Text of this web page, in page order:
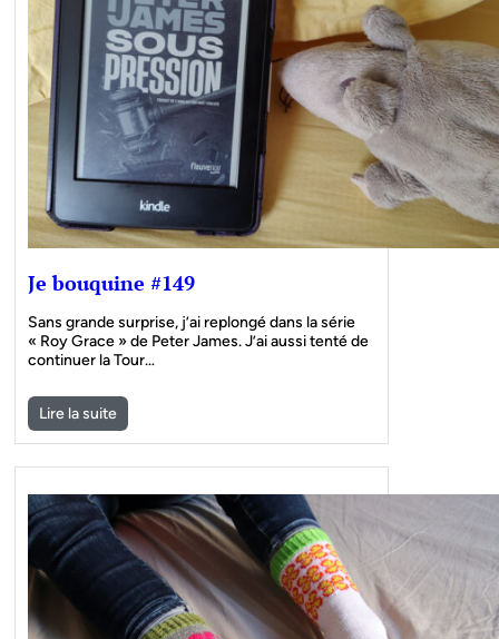
Je bouquine #149
Sans grande surprise, j’ai replongé dans la série
« Roy Grace » de Peter James. J’ai aussi tenté de
continuer la Tour…
Lire la suite